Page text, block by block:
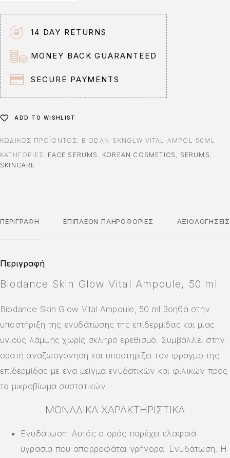
14 DAY RETURNS
MONEY BACK GUARANTEED
SECURE PAYMENTS
ADD TO WISHLIST
ΚΩΔΙΚΌΣ ΠΡΟΪΌΝΤΟΣ: BIODAN-SKNGLW-VITAL-AMPOL-50ML
ΚΑΤΗΓΟΡΊΕΣ: FACE SERUMS , KOREAN COSMETICS , SERUMS ,
SKINCARE
ΠΕΡΙΓΡΑΦΉ ΕΠΙΠΛΈΟΝ ΠΛΗΡΟΦΟΡΊΕΣ ΑΞΙΟΛΟΓΉΣΕΙΣ
Περιγραφή
Biodance Skin Glow Vital Ampoule, 50 ml
Biodance Skin Glow Vital Ampoule, 50 ml βοηθά στην
υποστήριξη της ενυδάτωσης της επιδερμίδας και μιας
υγιούς λάμψης χωρίς σκληρό ερεθισμό. Συμβάλλει στην
ορατή αναζωογόνηση και υποστηρίζει τον φραγμό της
επιδερμίδας με ένα μείγμα ενυδατικών και φιλικών προς
το μικροβίωμα συστατικών.
ΜΟΝΑΔΙΚΆ ΧΑΡΑΚΤΗΡΙΣΤΙΚΆ
Ενυδάτωση: Αυτός ο ορός παρέχει ελαφριά
υγρασία που απορροφάται γρήγορα. Ενυδάτωση: Η